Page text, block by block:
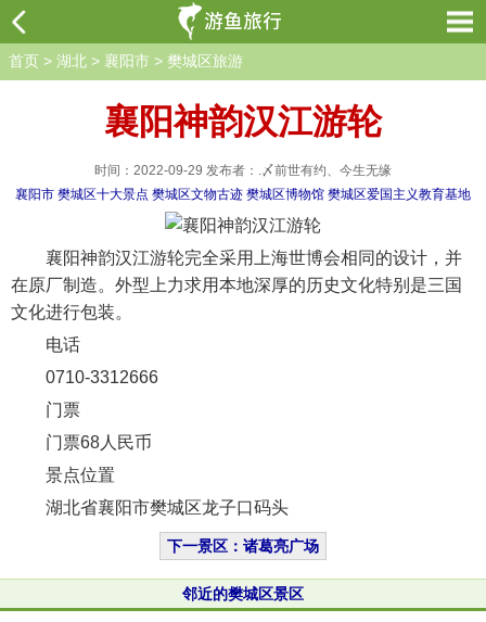
首页 > 湖北 > 襄阳市 > 樊城区旅游
襄阳神韵汉江游轮
时间：2022-09-29 发布者：.〆前世有约、今生无缘
襄阳市 樊城区十大景点 樊城区文物古迹 樊城区博物馆 樊城区爱国主义教育基地
襄阳神韵汉江游轮完全采用上海世博会相同的设计，并
在原厂制造。外型上力求用本地深厚的历史文化特别是三国
文化进行包装。
电话
0710-3312666
门票
门票68人民币
景点位置
湖北省襄阳市樊城区龙子口码头
下一景区：诸葛亮广场
邻近的樊城区景区